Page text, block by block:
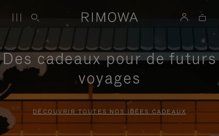
Des cadeaux pour de futurs
voyages
DÉCOUVRIR TOUTES NOS IDÉES CADEAUX